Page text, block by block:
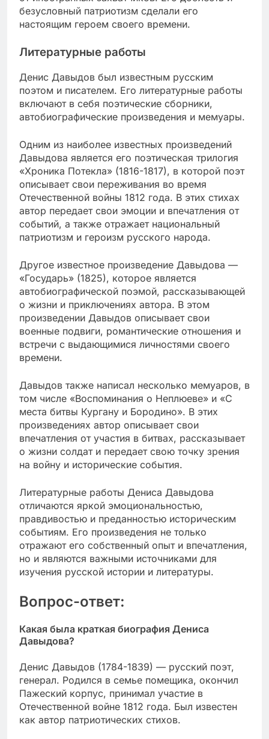
безусловный патриотизм сделали его
настоящим героем своего времени.
Литературные работы
Денис Давыдов был известным русским
поэтом и писателем. Его литературные работы
включают в себя поэтические сборники,
автобиографические произведения и мемуары.
Одним из наиболее известных произведений
Давыдова является его поэтическая трилогия
«Хроника Потекла» (1816-1817), в которой поэт
описывает свои переживания во время
Отечественной войны 1812 года. В этих стихах
автор передает свои эмоции и впечатления от
событий, а также отражает национальный
патриотизм и героизм русского народа.
Другое известное произведение Давыдова —
«Государь» (1825), которое является
автобиографической поэмой, рассказывающей
о жизни и приключениях автора. В этом
произведении Давыдов описывает свои
военные подвиги, романтические отношения и
встречи с выдающимися личностями своего
времени.
Давыдов также написал несколько мемуаров, в
том числе «Воспоминания о Неплюеве» и «С
места битвы Кургану и Бородино». В этих
произведениях автор описывает свои
впечатления от участия в битвах, рассказывает
о жизни солдат и передает свою точку зрения
на войну и исторические события.
Литературные работы Дениса Давыдова
отличаются яркой эмоциональностью,
правдивостью и преданностью историческим
событиям. Его произведения не только
отражают его собственный опыт и впечатления,
но и являются важными источниками для
изучения русской истории и литературы.
Вопрос-ответ:
Какая была краткая биография Дениса
Давыдова?
Денис Давыдов (1784-1839) — русский поэт,
генерал. Родился в семье помещика, окончил
Пажеский корпус, принимал участие в
Отечественной войне 1812 года. Был известен
как автор патриотических стихов.